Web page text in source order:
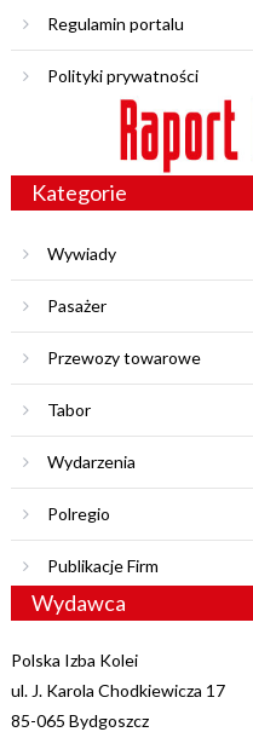
Regulamin portalu
Polityki prywatności
Kategorie
Wywiady
Pasażer
Przewozy towarowe
Tabor
Wydarzenia
Polregio
Publikacje Firm
Wydawca
Polska Izba Kolei
ul. J. Karola Chodkiewicza 17
85-065 Bydgoszcz